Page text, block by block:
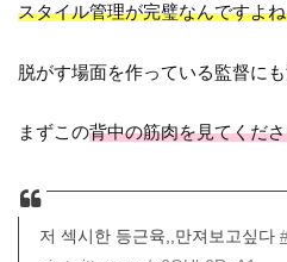
スタイル管理が完璧なんですよ
脱がす場面を作っている監督に
まずこの背中の筋肉を見てくだ
저 섹시한 등근육,,만져보고싶다